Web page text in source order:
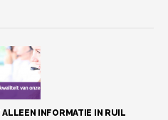
INFORMATIE IN RUIL